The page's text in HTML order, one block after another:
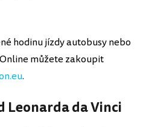
hodinu jízdy autobusy nebo
můžete zakoupit
.
Leonarda da Vinci